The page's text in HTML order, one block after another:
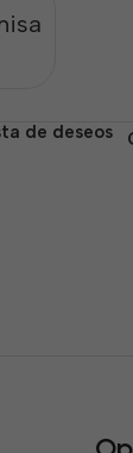
de deseos